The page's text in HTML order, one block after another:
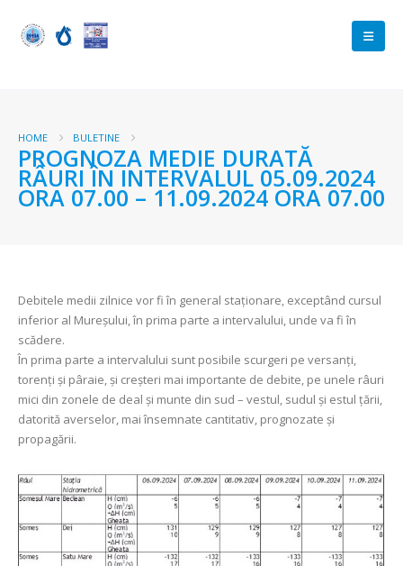
HOME BULETINE
PROGNOZA MEDIE DURATĂ
RÂURI ÎN INTERVALUL 05.09.2024
ORA 07.00 – 11.09.2024 ORA 07.00
Debitele medii zilnice vor fi în general staționare, exceptând cursul
inferior al Mureșului, în prima parte a intervalului, unde va fi în
scădere.
În prima parte a intervalului sunt posibile scurgeri pe versanți,
torenți și pâraie, și creșteri mai importante de debite, pe unele râuri
mici din zonele de deal și munte din sud – vestul, sudul și estul țării,
datorită averselor, mai însemnate cantitativ, prognozate și
propagării.